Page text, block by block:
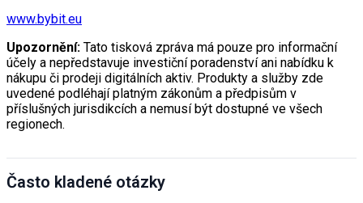
www.bybit.eu
Upozornění: Tato tisková zpráva má pouze pro informační
účely a nepředstavuje investiční poradenství ani nabídku k
nákupu či prodeji digitálních aktiv. Produkty a služby zde
uvedené podléhají platným zákonům a předpisům v
příslušných jurisdikcích a nemusí být dostupné ve všech
regionech.
Často kladené otázky